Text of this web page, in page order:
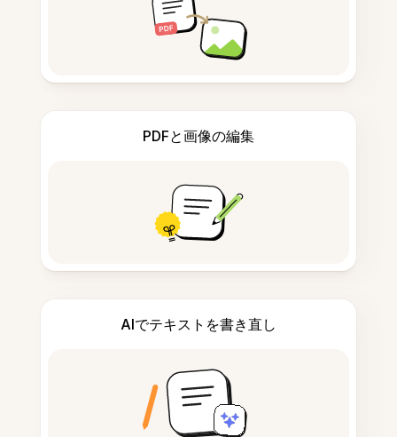
PDFと画像の編集
AIでテキストを書き直し